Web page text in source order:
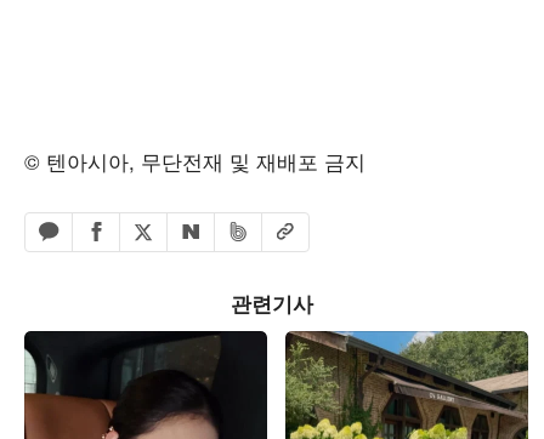
© 텐아시아, 무단전재 및 재배포 금지
카카오톡 공유하기
페이스북 공유하기
엑스 공유하기
네이버 공유하기
밴드 공유하기
URL복사
관련기사